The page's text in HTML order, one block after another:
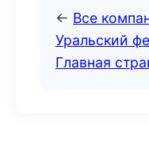
← Все
Уральский
Главная